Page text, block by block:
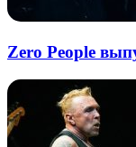
Zero People